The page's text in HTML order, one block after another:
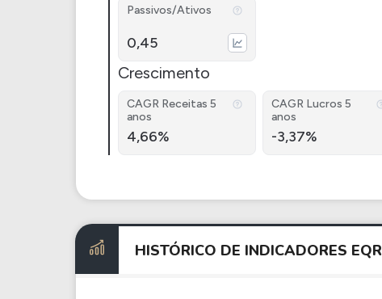
Passivos/Ativos
0,45
Crescimento
CAGR Receitas 5
anos
4,66%
CAGR Lucros 5
anos
-3,37%
HISTÓRICO DE INDICADORES EQR